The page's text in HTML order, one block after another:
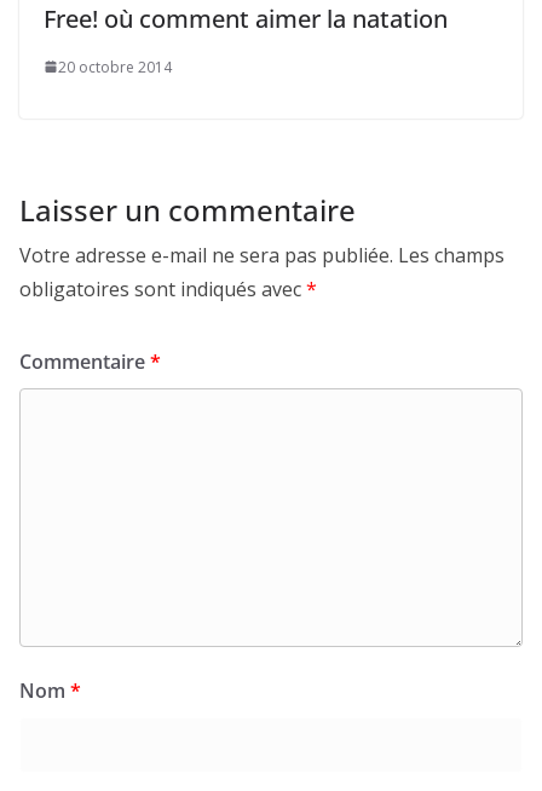
Free! où comment aimer la natation
20 octobre 2014
Laisser un commentaire
Votre adresse e-mail ne sera pas publiée. Les champs
obligatoires sont indiqués avec*
Commentaire*
Nom *